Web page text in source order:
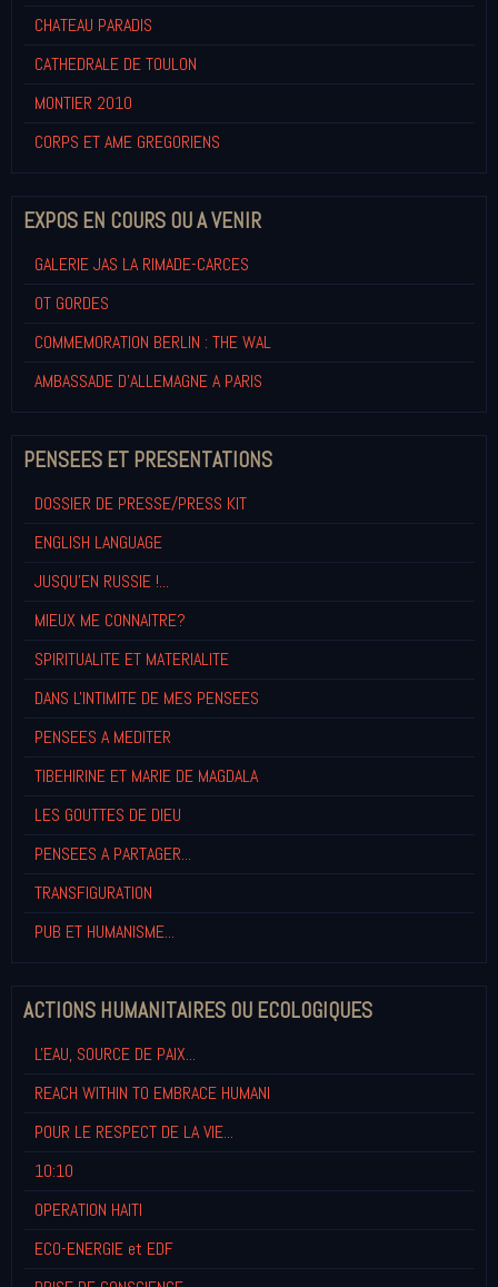
CHATEAU PARADIS
CATHEDRALE DE TOULON
MONTIER 2010
CORPS ET AME GREGORIENS
EXPOS EN COURS OU A VENIR
GALERIE JAS LA RIMADE-CARCES
OT GORDES
COMMEMORATION BERLIN : THE WAL
AMBASSADE D'ALLEMAGNE A PARIS
PENSEES ET PRESENTATIONS
DOSSIER DE PRESSE/PRESS KIT
ENGLISH LANGUAGE
JUSQU'EN RUSSIE !...
MIEUX ME CONNAITRE?
SPIRITUALITE ET MATERIALITE
DANS L'INTIMITE DE MES PENSEES
PENSEES A MEDITER
TIBEHIRINE ET MARIE DE MAGDALA
LES GOUTTES DE DIEU
PENSEES A PARTAGER...
TRANSFIGURATION
PUB ET HUMANISME...
ACTIONS HUMANITAIRES OU ECOLOGIQUES
L'EAU, SOURCE DE PAIX...
REACH WITHIN TO EMBRACE HUMANI
POUR LE RESPECT DE LA VIE...
10:10
OPERATION HAITI
ECO-ENERGIE et EDF